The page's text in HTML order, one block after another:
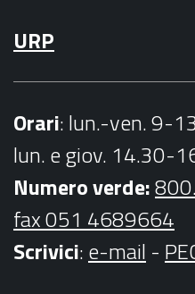
URP
Orari: lun.-ven. 9-
lun. e giov. 14.30-
Numero verde:
fax 051 4689664
Scrivici:e-mail -